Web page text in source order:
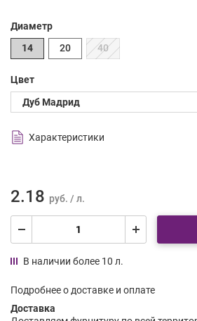
Диаметр
14
20 40
Цвет
Характеристики
2.18 руб. / л.
В наличии более 10 л.
Подробнее о доставке и оплате
Доставка